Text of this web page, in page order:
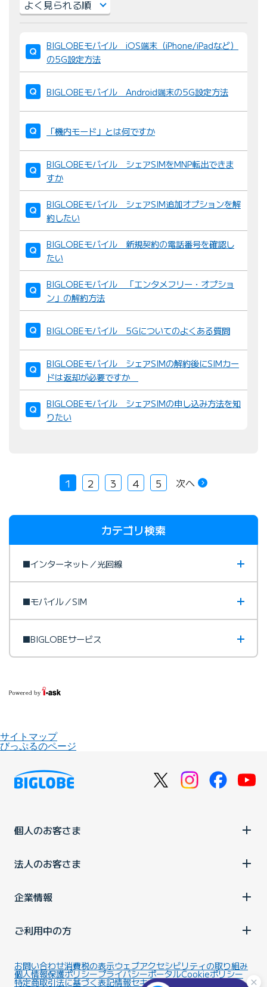
び
替
え
：
BIGLOBEモバイル iOS端末（iPhone/iPadなど）
の5G設定方法
BIGLOBEモバイル Android端末の5G設定方法
「機内モード」とは何ですか
BIGLOBEモバイル シェアSIMをMNP転出できま
すか
BIGLOBEモバイル シェアSIM追加オプションを解
約したい
BIGLOBEモバイル 新規契約の電話番号を確認し
たい
BIGLOBEモバイル 「エンタメフリー・オプショ
ン」の解約方法
BIGLOBEモバイル 5Gについてのよくある質問
BIGLOBEモバイル シェアSIMの解約後にSIMカー
ドは返却が必要ですか
BIGLOBEモバイル シェアSIMの申し込み方法を知
りたい
1 2 3 4 5 次へ
カテゴリ検索
■インターネット／光回線
■モバイル／SIM
■BIGLOBEサービス
サイトマップ
びっぷるのページ
個人のお客さま
法人のお客さま
企業情報
ご利用中の方
お問い合わせ消費税の表示ウェブアクセシビリティの取り組み
個人情報保護ポリシープライバシーポータルCookieポリシー
特定商取引法に基づく表記情報セキュリティ基本方針